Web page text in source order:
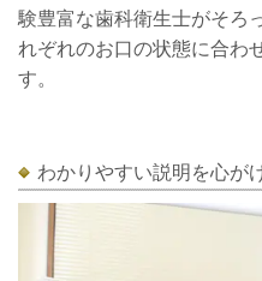
験豊富な歯科衛生士がそろ
れぞれのお口の状態に合わ
す。
わかりやすい説明を心が